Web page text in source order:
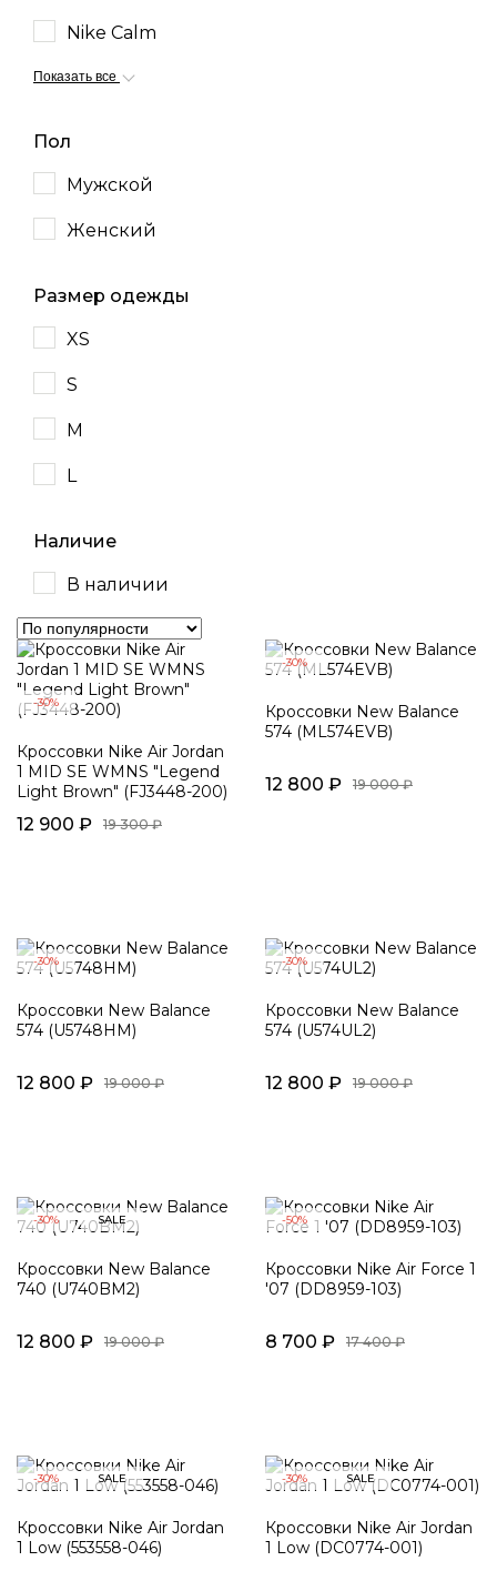
Nike Calm
Показать все
Пол
Мужской
Женский
Размер одежды
XS
S
M
L
Наличие
В наличии
-30%
Кроссовки Nike Air Jordan
1 MID SE WMNS "Legend
Light Brown" (FJ3448-200)
12 900 ₽ 19 300 ₽
-30%
Кроссовки New Balance
574 (ML574EVB)
12 800 ₽ 19 000 ₽
-30%
Кроссовки New Balance
574 (U5748HM)
12 800 ₽ 19 000 ₽
-30%
Кроссовки New Balance
574 (U574UL2)
12 800 ₽ 19 000 ₽
-30% SALE
Кроссовки New Balance
740 (U740BM2)
12 800 ₽ 19 000 ₽
-50%
Кроссовки Nike Air Force 1
'07 (DD8959-103)
8 700 ₽ 17 400 ₽
-30% SALE
Кроссовки Nike Air Jordan
1 Low (553558-046)
-30% SALE
Кроссовки Nike Air Jordan
1 Low (DC0774-001)